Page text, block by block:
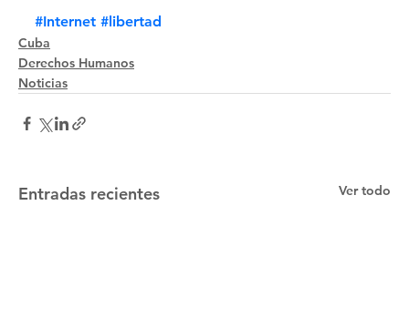
#Internet #libertad
Cuba
Derechos Humanos
Noticias
Entradas recientes Ver todo